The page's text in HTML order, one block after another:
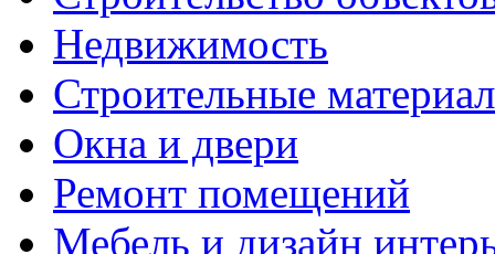
Недвижимость
Строительные
Окна и двери
Ремонт помещений
Мебель и дизайн